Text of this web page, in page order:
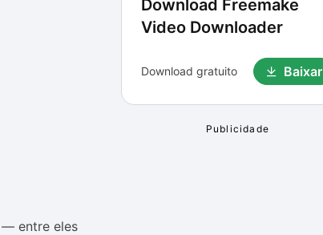
— entre eles
Download Freemake
Video Downloader
Download gratuito Baixar